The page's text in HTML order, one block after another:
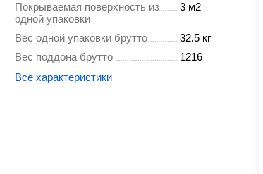
Покрываемая поверхность из
одной упаковки
3 м2
Вес одной упаковки брутто
32.5 кг
Вес поддона брутто
1216
Все характеристики